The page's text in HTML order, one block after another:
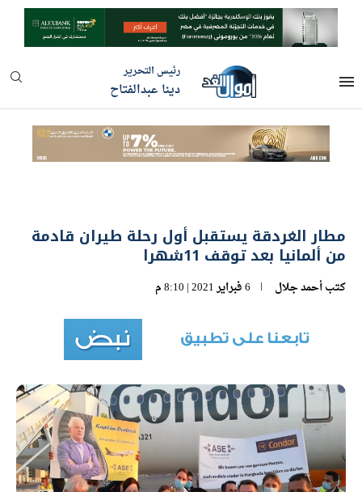
رئيس التحرير
دينا عبدالفتاح
مطار الغردقة يستقبل أول رحلة طيران قادمة
من ألمانيا بعد توقف 11شهرا
كتبأحمد جلال 6 فبراير 2021 | 8:10 م